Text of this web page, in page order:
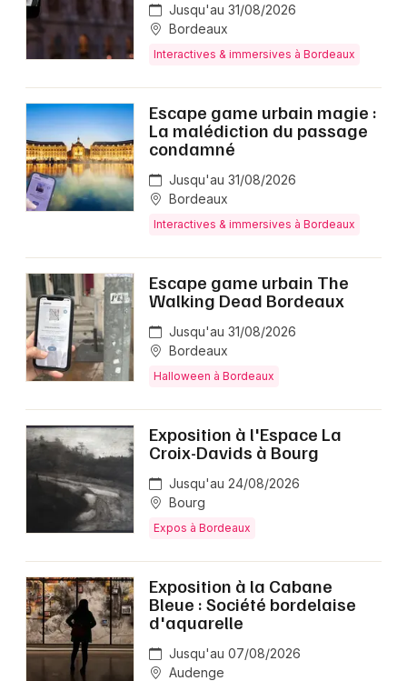
Jusqu'au 31/08/2026
Bordeaux
Interactives & immersives à Bordeaux
Escape game urbain magie :
La malédiction du passage
condamné
Jusqu'au 31/08/2026
Bordeaux
Interactives & immersives à Bordeaux
Escape game urbain The
Walking Dead Bordeaux
Jusqu'au 31/08/2026
Bordeaux
Halloween à Bordeaux
Exposition à l'Espace La
Croix-Davids à Bourg
Jusqu'au 24/08/2026
Bourg
Expos à Bordeaux
Exposition à la Cabane
Bleue : Société bordelaise
d'aquarelle
Jusqu'au 07/08/2026
Audenge